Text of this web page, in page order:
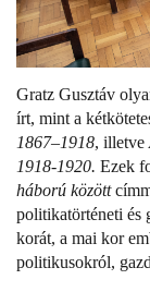
Gratz Gusztáv
írt, mint a
1867–1918, illetve
1918-1920. Ezek
háború között
politikatörténeti és
korát, a mai kor
politikusokról,